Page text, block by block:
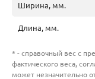
Ширина, мм.
Длина, мм.
* - справочный вес с
фактического веса,
может незначительно